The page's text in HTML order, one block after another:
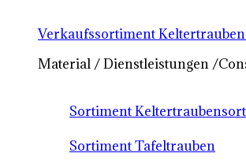
Verkaufssortiment
Material / Dienstleistungen /
Sortiment
Sortiment Tafeltrauben